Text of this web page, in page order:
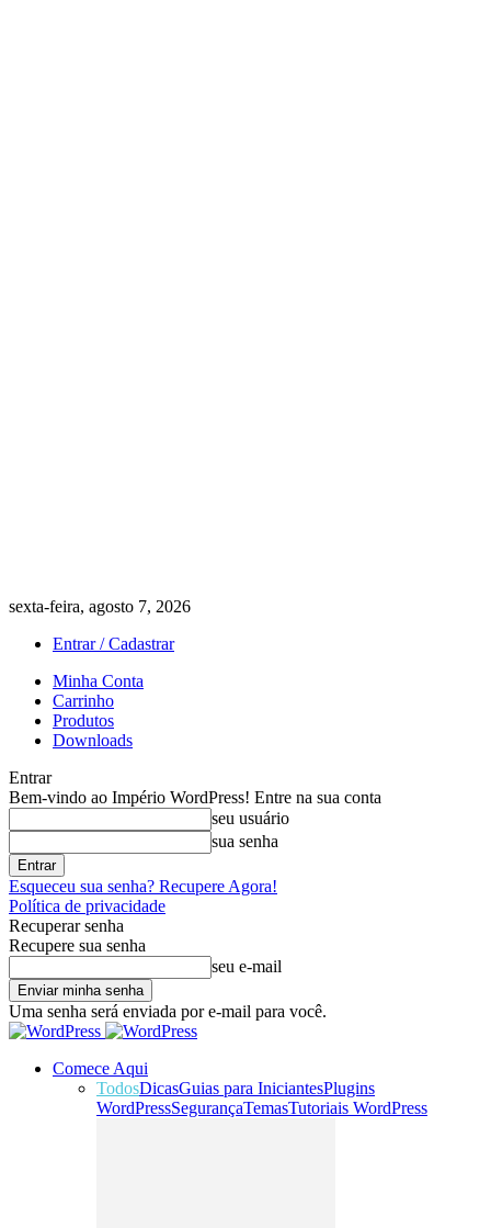
sexta-feira, agosto 7, 2026
Entrar / Cadastrar
Minha Conta
Carrinho
Produtos
Downloads
Entrar
Bem-vindo ao Império WordPress! Entre na sua conta
seu usuário
sua senha
Esqueceu sua senha? Recupere Agora!
Política de privacidade
Recuperar senha
Recupere sua senha
seu e-mail
Uma senha será enviada por e-mail para você.
Comece Aqui
TodosDicasGuias para IniciantesPlugins
WordPressSegurançaTemasTutoriais WordPress